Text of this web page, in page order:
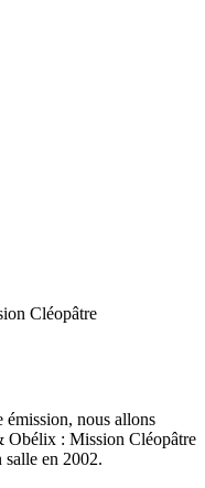
Cléopâtre
émission, nous allons
Obélix : Mission Cléopâtre
salle en 2002.